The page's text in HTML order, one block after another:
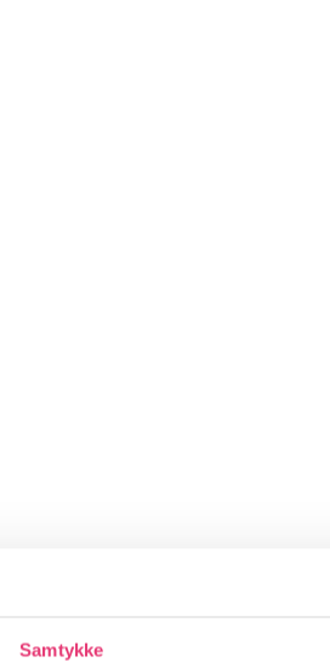
Samtykke